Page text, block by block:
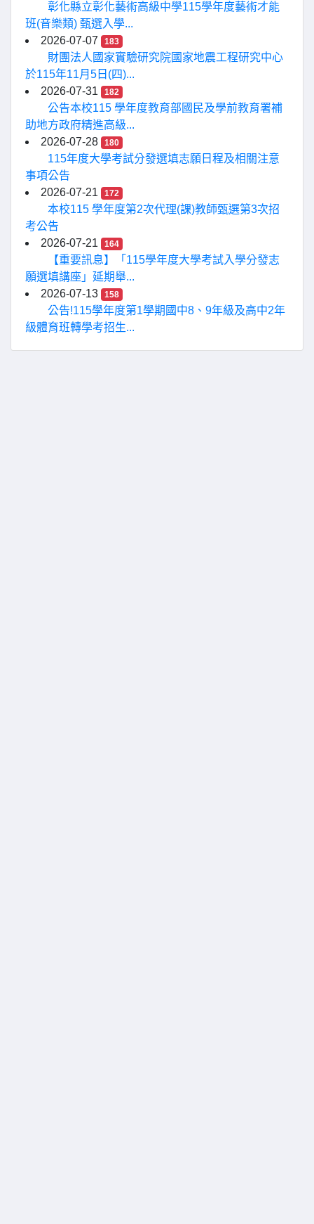
彰化縣立彰化藝術高級中學115學年度藝術才能
班(音樂類) 甄選入學...
2026-07-07
183
財團法人國家實驗研究院國家地震工程研究中心
於115年11月5日(四)...
2026-07-31
182
公告本校115 學年度教育部國民及學前教育署補
助地方政府精進高級...
2026-07-28
180
115年度大學考試分發選填志願日程及相關注意
事項公告
2026-07-21
172
本校115 學年度第2次代理(課)教師甄選第3次招
考公告
2026-07-21
164
【重要訊息】「115學年度大學考試入學分發志
願選填講座」延期舉...
2026-07-13
158
公告!115學年度第1學期國中8、9年級及高中2年
級體育班轉學考招生...